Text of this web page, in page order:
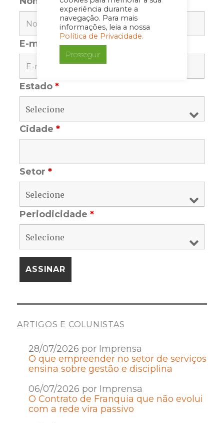
experiência durante a
navegação. Para mais
informações, leia a nossa
Política de Privacidade.
Prosseguir
E-mail
Estado*
Cidade*
Setor*
Periodicidade*
ARTIGOS E COLUNISTAS
28/07/2026 por Imprensa
O que empreender no setor de serviços
ensina sobre gestão e disciplina
06/07/2026 por Imprensa
O Contrato de Franquia que não evolui
com a rede vira passivo